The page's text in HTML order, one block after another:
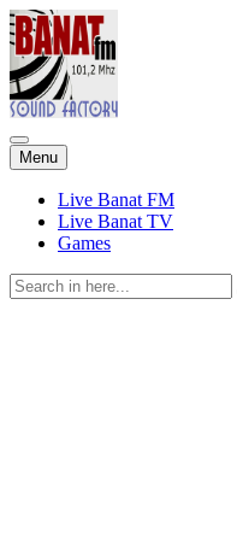
Menu Skip
to
content
Live Banat FM
Live Banat TV
Games
Search
for: